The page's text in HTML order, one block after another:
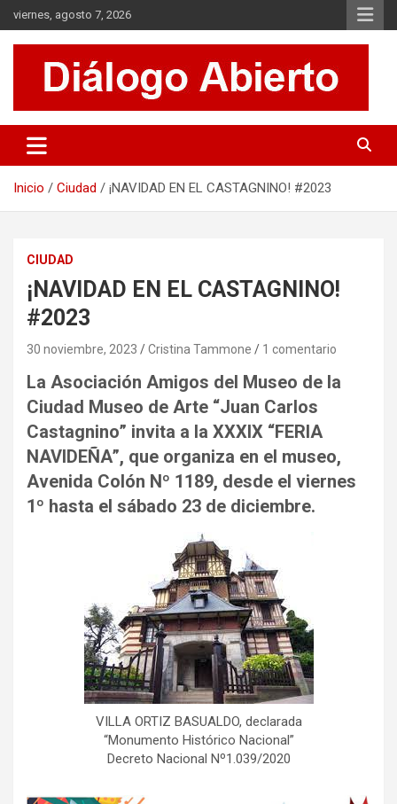
Saltar
al
contenido
viernes, agosto 7, 2026
Diálogo Abierto
Se tratan diversos temas de actualidad buscando hacer un
aporte a la sociedad, brindando información relevante de lo que
Inicio Ciudad ¡NAVIDAD EN EL CASTAGNINO! #2023
CIUDAD
¡NAVIDAD EN EL CASTAGNINO!
#2023
30 noviembre, 2023 Cristina Tammone 1 comentario
La Asociación Amigos del Museo de la
Ciudad Museo de Arte “Juan Carlos
Castagnino” invita a la XXXIX “FERIA
NAVIDEÑA”, que organiza en el museo,
Avenida Colón Nº 1189, desde el viernes
1º hasta el sábado 23 de diciembre.
VILLA ORTIZ BASUALDO, declarada
“Monumento Histórico Nacional”
Decreto Nacional Nº1.039/2020